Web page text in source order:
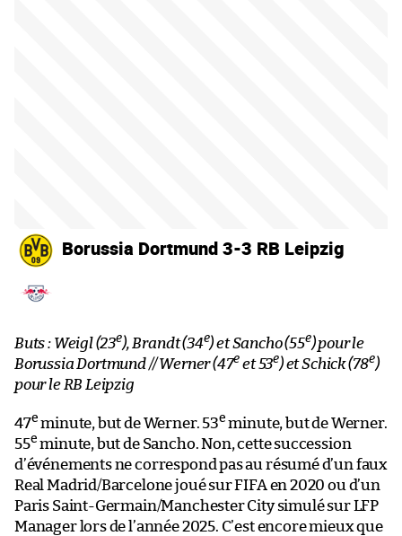
Borussia Dortmund 3-3 RB Leipzig
Buts : Weigl (23e), Brandt (34e) et Sancho (55e) pour le
Borussia Dortmund // Werner (47e et 53e) et Schick (78e)
pour le RB Leipzig
47e minute, but de Werner. 53e minute, but de Werner.
55e minute, but de Sancho. Non, cette succession
d’événements ne correspond pas au résumé d’un faux
Real Madrid/Barcelone joué sur FIFA en 2020 ou d’un
Paris Saint-Germain/Manchester City simulé sur LFP
Manager lors de l’année 2025. C’est encore mieux que